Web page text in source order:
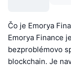
Čo je Emorya
Emorya Finance
bezproblémovo
blockchain. Je